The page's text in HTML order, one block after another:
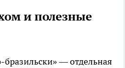
и полезные
бразильски» — отдельная